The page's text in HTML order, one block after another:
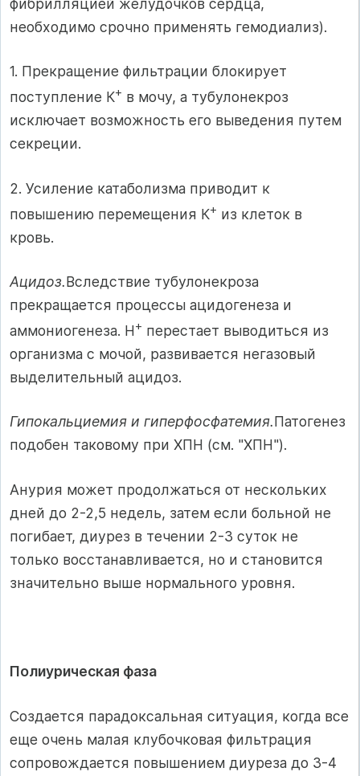
фибрилляцией желудочков сердца,
необходимо срочно при­менять гемодиализ).
1. Прекращение фильтрации блокирует
поступление К+ в мочу, а тубулонекроз
исключает возможность его выведения путем
секре­ции.
2. Усиление катаболизма приводит к
повышению перемещения К+ из клеток в
кровь.
Ацидоз.Вследствие тубулонекроза
прекращается процессы ацидогенеза и
аммониогенеза. Н+ перестает выводиться из
организма с мочой, развивается негазовый
выделительный ацидоз.
Гипокальциемия и гиперфосфатемия.Патогенез
подобен таковому при ХПН (см. "ХПН").
Анурия может продолжаться от нескольких
дней до 2-2,5 не­дель, затем если больной не
погибает, диурез в течении 2-3 суток не
только восстанавливается, но и становится
значительно выше нормального уровня.
Полиурическая фаза
Создается парадоксальная ситуация, когда все
еще очень ма­лая клубочковая фильтрация
сопровождается повышением диуреза до 3-4